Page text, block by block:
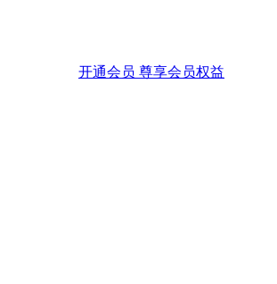
开通会员 尊享会员权益